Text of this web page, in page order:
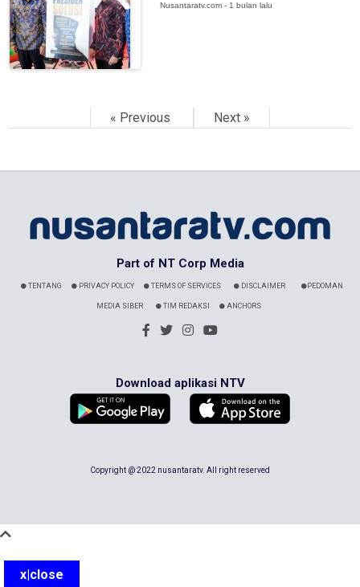
Nusantaratv.com - 1 bulan lalu
« Previous Next »
Part of NT Corp Media
TENTANG PRIVACY POLICY TERMS OF SERVICES DISCLAIMER PEDOMAN
MEDIA SIBER TIM REDAKSI ANCHORS
Download aplikasi NTV
Copyright @ 2022 nusantaratv. All right reserved
x|close